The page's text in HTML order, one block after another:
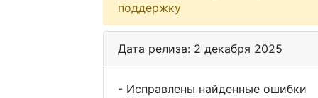
поддержку
Дата релиза: 2 декабря 2025
- Исправлены найденные ошибки